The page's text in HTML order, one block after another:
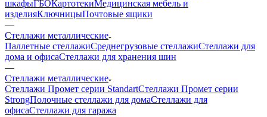
шкафыГБОКартотекиМедицинская мебель и
изделияКлючницыПочтовые ящики
—
Стеллажи металлические
Паллетные стеллажиСреднегрузовые стеллажиСтеллажи для
дома и офисаСтеллажи для хранения шин
—
Стеллажи металлические
Стеллажи Промет серии StandartСтеллажи Промет серии
StrongПолочные стеллажи для домаСтеллажи для
офисаСтеллажи для гаража